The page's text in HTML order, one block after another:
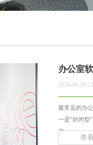
办公室
2024-08-19
最常见的办
一是“封闭型
内... ...
查